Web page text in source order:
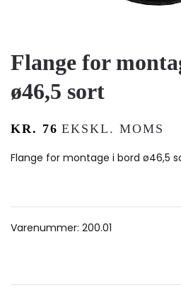
Flange for
ø46,5 sort
KR. 76 EKSKL. MOMS
Flange for montage i bord ø46,5
Varenummer: 200.01